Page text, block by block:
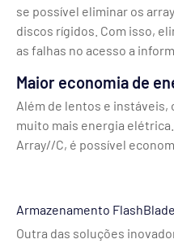
se possível eliminar os
discos rígidos. Com isso,
as falhas no acesso a
Maior economia de
Além de lentos e instáveis,
muito mais energia
Array//C, é possível
Armazenamento
Outra das soluções